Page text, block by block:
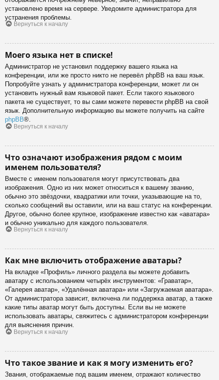
установлено время на сервере. Уведомите администратора для
устранения проблемы.
Вернуться к началу
Моего языка нет в списке!
Администратор не установил поддержку вашего языка на
конференции, или же просто никто не перевёл phpBB на ваш язык.
Попробуйте узнать у администратора конференции, может ли он
установить нужный вам языковой пакет. Если такого языкового
пакета не существует, то вы сами можете перевести phpBB на свой
язык. Дополнительную информацию вы можете получить на сайте
phpBB®.
Вернуться к началу
Что означают изображения рядом с моим
именем пользователя?
Вместе с именем пользователя могут присутствовать два
изображения. Одно из них может относиться к вашему званию,
обычно это звёздочки, квадратики или точки, указывающие на то,
сколько сообщений вы оставили, или на ваш статус на конференции.
Другое, обычно более крупное, изображение известно как «аватара»
и обычно уникально для каждого пользователя.
Вернуться к началу
Как мне включить отображение аватары?
На вкладке «Профиль» личного раздела вы можете добавить
аватару с использованием четырёх инструментов: «Граватар»,
«Галерея аватар», «Удалённая аватара» или «Загружаемая аватара».
От администратора зависит, включена ли поддержка аватар, а также
какие типы аватар могут быть доступны. Если вы не можете
использовать аватары, свяжитесь с администратором конференции
для выяснения причин.
Вернуться к началу
Что такое звание и как я могу изменить его?
Звания, отображаемые под вашим именем, отражают количество